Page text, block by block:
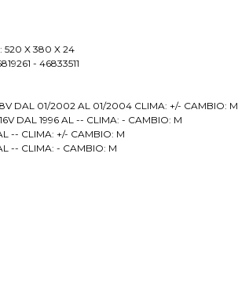
520 X 380 X 24
- 46833511
8V DAL 01/2002 AL 01/2004 CLIMA: +/- CAMBIO: M
DAL 1996 AL -- CLIMA: - CAMBIO: M
-- CLIMA: +/- CAMBIO: M
-- CLIMA: - CAMBIO: M